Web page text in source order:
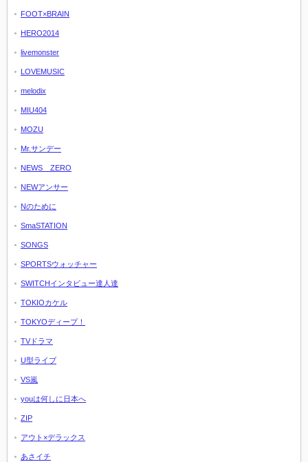
FOOT×BRAIN
HERO2014
livemonster
LOVEMUSIC
melodix
MIU404
MOZU
Mr.サンデー
NEWS ZERO
NEWアンサー
Nのために
SmaSTATION
SONGS
SPORTSウォッチャー
SWITCHインタビュー達人達
TOKIOカケル
TOKYOディープ！
TVドラマ
U型ライブ
VS嵐
youは何しに日本へ
ZIP
アウト×デラックス
あさイチ